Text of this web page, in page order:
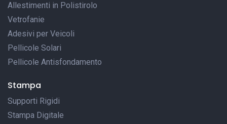
Allestimenti in Polistirolo
Vetrofanie
Adesivi per Veicoli
Pellicole Solari
Pellicole Antisfondamento
Stampa
Supporti Rigidi
Stampa Digitale